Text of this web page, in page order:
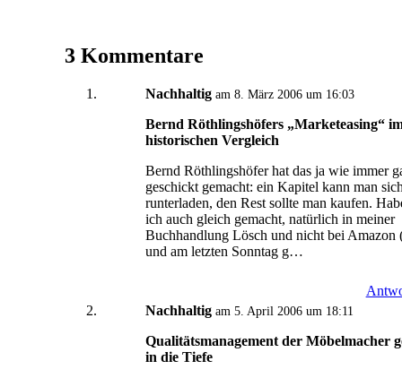
3 Kommentare
Nachhaltig am 8. März 2006 um 16:03
Bernd Röthlingshöfers „Marketeasing“
historischen Vergleich
Bernd Röthlingshöfer hat das ja wie immer
geschickt gemacht: ein Kapitel kann man
runterladen, den Rest sollte man kaufen.
ich auch gleich gemacht, natürlich in meiner
Buchhandlung Lösch und nicht bei Amazon
und am letzten Sonntag g…
Nachhaltig am 5. April 2006 um 18:11
Qualitätsmanagement der Möbelmacher
in die Tiefe